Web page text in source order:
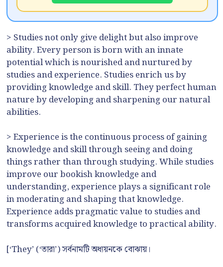
> Studies not only give delight but also improve
ability. Every person is born with an innate
potential which is nourished and nurtured by
studies and experience. Studies enrich us by
providing knowledge and skill. They perfect human
nature by developing and sharpening our natural
abilities.
> Experience is the continuous process of gaining
knowledge and skill through seeing and doing
things rather than through studying. While studies
improve our bookish knowledge and
understanding, experience plays a significant role
in moderating and shaping that knowledge.
Experience adds pragmatic value to studies and
transforms acquired knowledge to practical ability.
[‘They’ (‘তারা’) সর্বনামটি অধ্যয়নকে বোঝায়।